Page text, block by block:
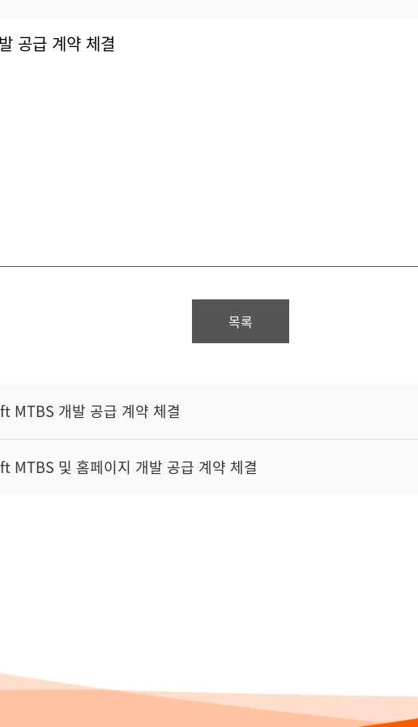
공급 계약 체결
목록
개발 공급 계약 체결
및 홈페이지 개발 공급 계약 체결